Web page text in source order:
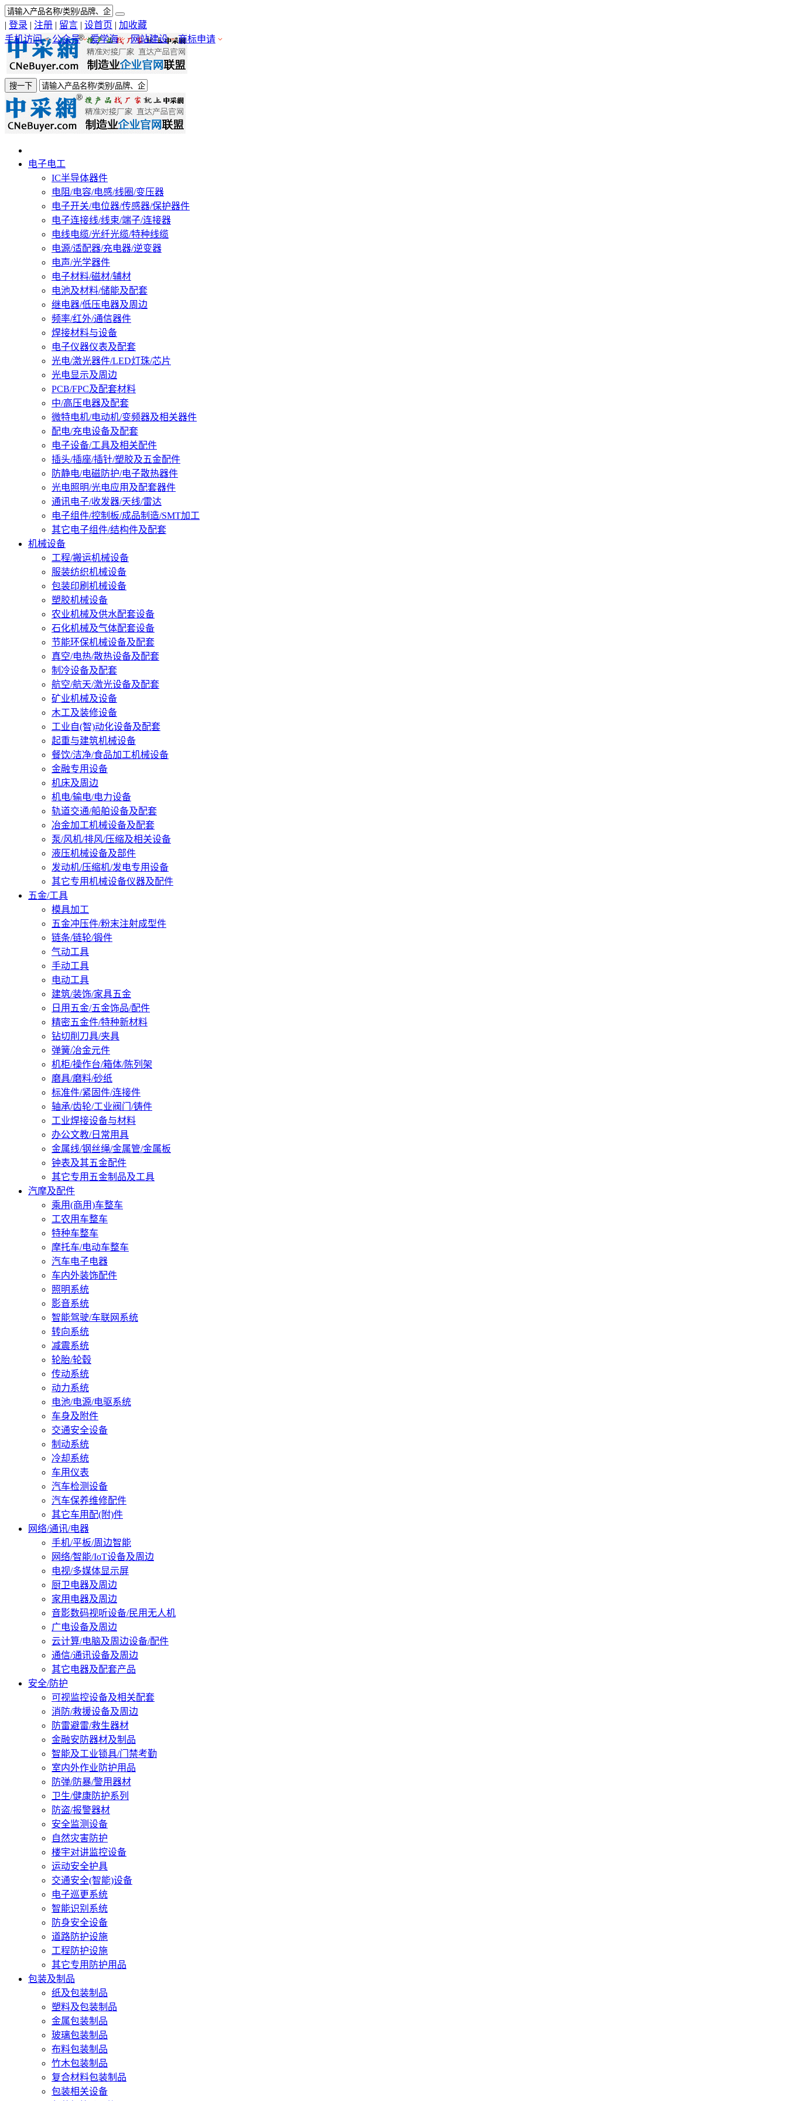
| 登录 | 注册 | 留言 | 设首页 | 加收藏
手机访问
公众号 爱学海 网站建设 商标申请
搜一下
电子电工
IC半导体器件
电阻/电容/电感/线圈/变压器
电子开关/电位器/传感器/保护器件
电子连接线/线束/端子/连接器
电线电缆/光纤光缆/特种线缆
电源/适配器/充电器/逆变器
电声/光学器件
电子材料/磁材/辅材
电池及材料/储能及配套
继电器/低压电器及周边
频率/红外/通信器件
焊接材料与设备
电子仪器仪表及配套
光电/激光器件/LED灯珠/芯片
光电显示及周边
PCB/FPC及配套材料
中/高压电器及配套
微特电机/电动机/变频器及相关器件
配电/充电设备及配套
电子设备/工具及相关配件
插头/插座/插针/塑胶及五金配件
防静电/电磁防护/电子散热器件
光电照明/光电应用及配套器件
通讯电子/收发器/天线/雷达
电子组件/控制板/成品制造/SMT加工
其它电子组件/结构件及配套
机械设备
工程/搬运机械设备
服装纺织机械设备
包装印刷机械设备
塑胶机械设备
农业机械及供水配套设备
石化机械及气体配套设备
节能环保机械设备及配套
真空/电热/散热设备及配套
制冷设备及配套
航空/航天/激光设备及配套
矿业机械及设备
木工及装修设备
工业自(智)动化设备及配套
起重与建筑机械设备
餐饮/洁净/食品加工机械设备
金融专用设备
机床及周边
机电/输电/电力设备
轨道交通/船舶设备及配套
冶金加工机械设备及配套
泵/风机/排风/压缩及相关设备
液压机械设备及部件
发动机/压缩机/发电专用设备
其它专用机械设备仪器及配件
五金/工具
模具加工
五金冲压件/粉末注射成型件
链条/链轮/锻件
气动工具
手动工具
电动工具
建筑/装饰/家具五金
日用五金/五金饰品/配件
精密五金件/特种新材料
钻切削刀具/夹具
弹簧/冶金元件
机柜/操作台/箱体/陈列架
磨具/磨料/砂纸
标准件/紧固件/连接件
轴承/齿轮/工业阀门/铸件
工业焊接设备与材料
办公文教/日常用具
金属线/钢丝绳/金属管/金属板
钟表及其五金配件
其它专用五金制品及工具
汽摩及配件
乘用(商用)车整车
工农用车整车
特种车整车
摩托车/电动车整车
汽车电子电器
车内外装饰配件
照明系统
影音系统
智能驾驶/车联网系统
转向系统
减震系统
轮胎/轮毂
传动系统
动力系统
电池/电源/电驱系统
车身及附件
交通安全设备
制动系统
冷却系统
车用仪表
汽车检测设备
汽车保养维修配件
其它车用配(附)件
网络/通讯/电器
手机/平板/周边智能
网络/智能/IoT设备及周边
电视/多媒体显示屏
厨卫电器及周边
家用电器及周边
音影数码视听设备/民用无人机
广电设备及周边
云计算/电脑及周边设备/配件
通信/通讯设备及周边
其它电器及配套产品
安全/防护
可视监控设备及相关配套
消防/救援设备及周边
防雷避雷/救生器材
金融安防器材及制品
智能及工业锁具/门禁考勤
室内外作业防护用品
防弹/防暴/警用器材
卫生/健康防护系列
防盗/报警器材
安全监测设备
自然灾害防护
楼宇对讲监控设备
运动安全护具
交通安全(智能)设备
电子巡更系统
智能识别系统
防身安全设备
道路防护设施
工程防护设施
其它专用防护用品
包装及制品
纸及包装制品
塑料及包装制品
金属包装制品
玻璃包装制品
布料包装制品
竹木包装制品
复合材料包装制品
包装相关设备